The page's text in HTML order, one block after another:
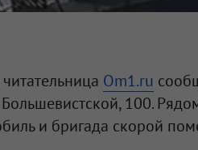
Om1.ru
100.
и бригада скорой